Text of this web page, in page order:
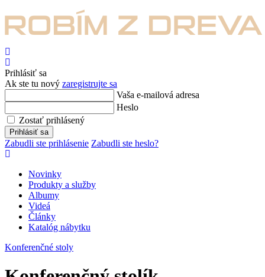
sa
Prihlásiť sa
Ak ste tu nový zaregistrujte sa
Vaša e-mailová adresa
Heslo
Zostať prihlásený
Prihlásiť sa
Zabudli ste prihlásenie Zabudli ste heslo?
Novinky
Produkty a služby
Albumy
Videá
Články
Katalóg nábytku
Konferenčné stoly